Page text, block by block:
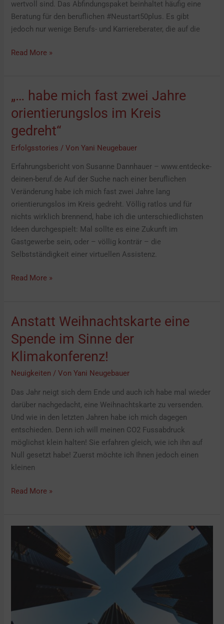
wertvoll sind. Das Abfindungspaket beinhaltet häufig eine
Beratung für den beruflichen #Neustart50plus. Es gibt
jedoch nur wenige Berufs- und Karriereberater, die auf die
Read More »
„… habe mich fast zwei Jahre
orientierungslos im Kreis
gedreht“
Erfolgsstories / VonYani Neugebauer
Erfahrungsbericht von Susanne Dannhauer – www.entdecke-
deinen-beruf.de Auf der Suche nach einer beruflichen
Veränderung habe ich mich fast zwei Jahre lang
orientierungslos im Kreis gedreht. Völlig ratlos und für
nichts wirklich brennend, habe ich die unterschiedlichsten
Ideen durchgespielt: Mal sollte es eine Zukunft im
Gastgewerbe sein, oder – völlig konträr – die
Selbstständigkeit einer virtuellen Assistenz.
habe
mich
fast
zwei
orientierungslos
im
Kreis
gedreht“
Read More »
Anstatt Weihnachtskarte eine
Spende im Sinne der
Klimakonferenz!
Neuigkeiten / VonYani Neugebauer
Das Jahr neigt sich dem Ende und auch ich habe mal wieder
darüber nachgedacht, eine Weihnachtskarte zu versenden.
Und wie in den letzten Jahren habe ich mich dagegen
entschieden. Denn ich will meinen CO2 Fussabdruck
möglichst klein halten! Sie erfahren gleich, wie ich ihn auf
Null gesetzt habe! Zuerst möchte ich Ihnen jedoch einen
kleinen
Anstatt
eine
Spende
im
der
Klimakonferenz!
Read More »
Geld
gute
Geschäftsideen